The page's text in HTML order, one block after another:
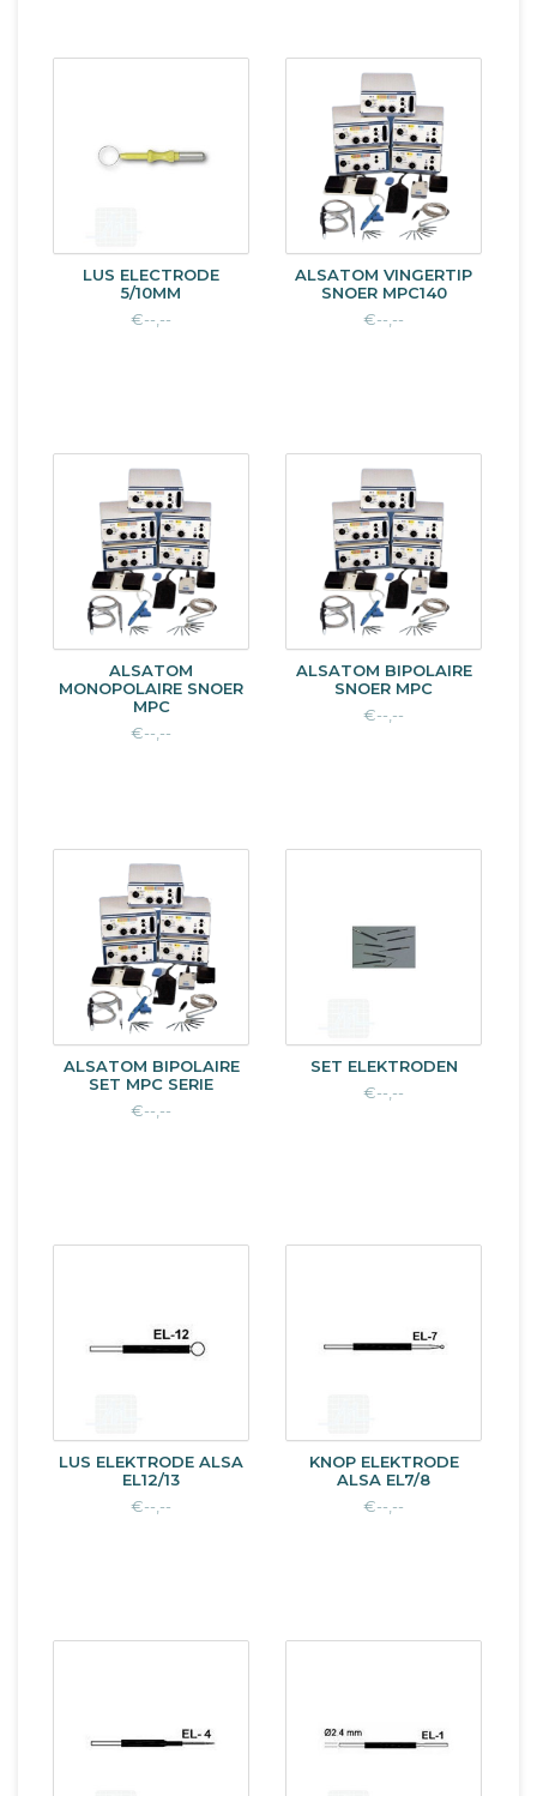
LUS ELECTRODE
5/10MM
€--,--
ALSATOM VINGERTIP
SNOER MPC140
€--,--
ALSATOM
MONOPOLAIRE SNOER
MPC
€--,--
ALSATOM BIPOLAIRE
SNOER MPC
€--,--
ALSATOM BIPOLAIRE
SET MPC SERIE
€--,--
SET ELEKTRODEN
€--,--
LUS ELEKTRODE ALSA
EL12/13
€--,--
KNOP ELEKTRODE
ALSA EL7/8
€--,--